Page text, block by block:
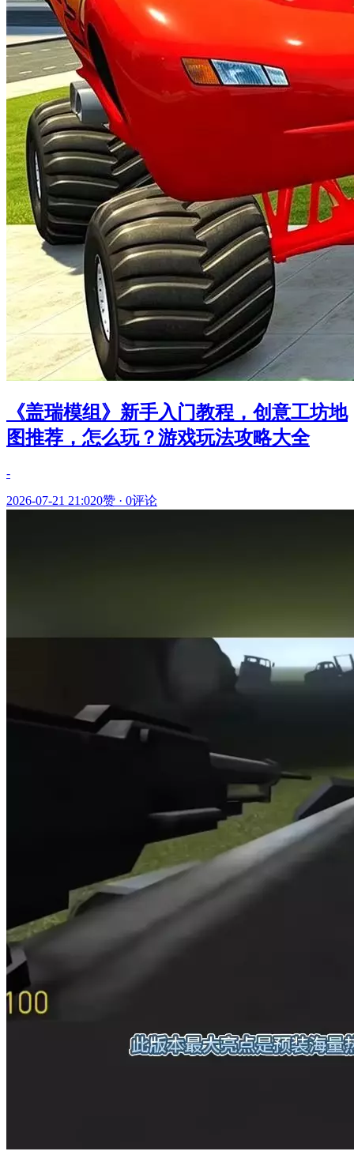
《盖瑞模组》新手入门教程，创意工坊地
图推荐，怎么玩？游戏玩法攻略大全
-
2026-07-21 21:020赞 · 0评论